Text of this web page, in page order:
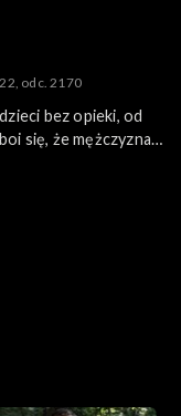
odc. 2170
bez opieki, od
się, że mężczyzna
ucieczkę.
rozłąką z
uprawia MMA.
książką Klary
na niewygodny